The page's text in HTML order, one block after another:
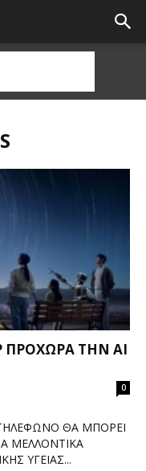
ΠΡΟΧΩΡΆ ΤΗΝ AI
0
ΘΑ ΜΠΟΡΕΊ
ΜΕΛΛΟΝΤΙΚΆ
ΥΓΕΊΑΣ...